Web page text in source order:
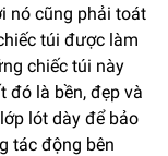
nó cũng phải toát
túi được làm
chiếc túi này
đó là bền, đẹp và
lót dày để bảo
tác động bên